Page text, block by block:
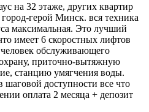
на 32 этаже, других квартир
герой Минск. вся техника
максимальная. Это лучший
имеет 6 скоростных лифтов
обслуживающего
приточно-вытяжную
станцию умягчения воды.
доступности все что
оплата 2 месяца + депозит